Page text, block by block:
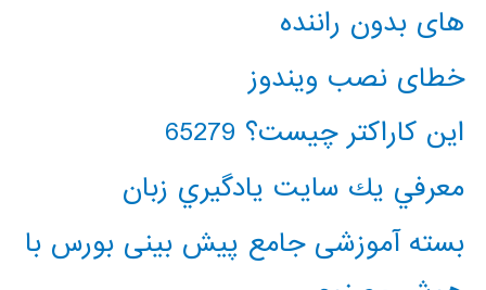
های بدون راننده
خطای نصب ویندوز
این کاراکتر چیست؟ 65279
معرفي يك سايت يادگيري زبان
بسته آموزشی جامع پیش بینی بورس با